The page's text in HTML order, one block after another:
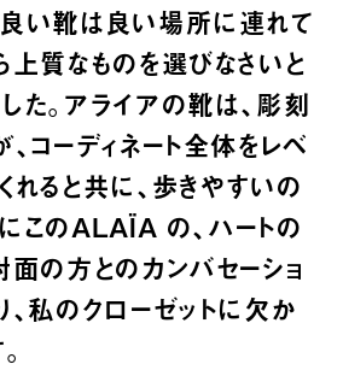
い靴は良い場所に連れて
上質なものを選びなさいと
た。アライアの靴は、彫刻
、コーディネート全体をレベ
れると共に、歩きやすいの
このALAÏA の、ハートの
面の方とのカンバセーショ
、私のクローゼットに欠か